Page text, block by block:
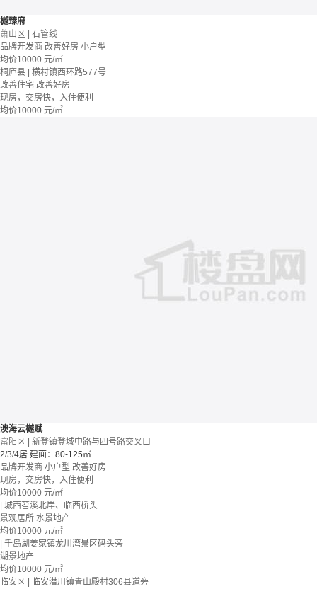
樾臻府
萧山区 | 石管线
品牌开发商 改善好房 小户型
均价10000 元/㎡
桐庐县 | 横村镇西环路577号
改善住宅 改善好房
现房，交房快，入住便利
均价10000 元/㎡
澳海云樾赋
富阳区 | 新登镇登城中路与四号路交叉口
2/3/4居 建面：80-125㎡
品牌开发商 小户型 改善好房
现房，交房快，入住便利
均价10000 元/㎡
| 城西苕溪北岸、临西桥头
景观居所 水景地产
均价10000 元/㎡
| 千岛湖姜家镇龙川湾景区码头旁
湖景地产
均价10000 元/㎡
临安区 | 临安潜川镇青山殿村306县道旁